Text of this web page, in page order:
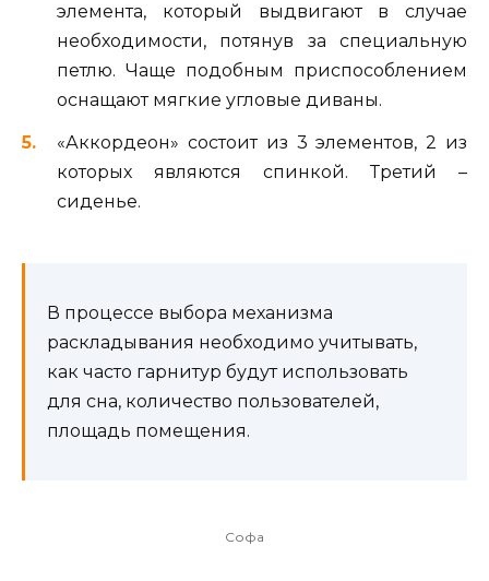
элемента, который выдвигают в случае
необходимости, потянув за специальную
петлю. Чаще подобным приспособлением
оснащают мягкие угловые диваны.
«Аккордеон» состоит из 3 элементов, 2 из
которых являются спинкой. Третий –
сиденье.
В процессе выбора механизма
раскладывания необходимо учитывать,
как часто гарнитур будут использовать
для сна, количество пользователей,
площадь помещения.
Софа